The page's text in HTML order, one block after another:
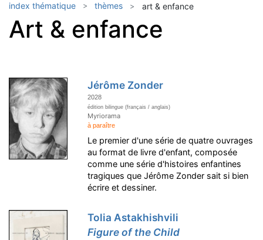
index thématique thèmes art & enfance
Art & enfance
Jérôme Zonder
2028
édition bilingue (français / anglais)
Myriorama
à paraître
Le premier d'une série de quatre ouvrages
au format de livre d'enfant, composée
comme une série d'histoires enfantines
tragiques que Jérôme Zonder sait si bien
écrire et dessiner.
Tolia Astakhishvili
Figure of the Child